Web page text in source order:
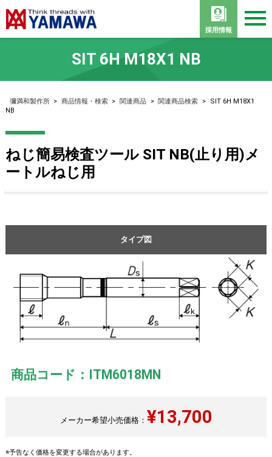
採用情報
SIT 6H M18X1 NB
彌満和製作所 > 商品情報・検索 > 関連商品 > 関連商品検索 >
SIT 6H M18X1
NB
ねじ簡易検査ツール SIT NB(止り用)メ
ートルねじ用
タイプ図
商品コード：ITM6018MN
メーカー希望小売価格： ¥13,700
※予告なく価格を変更する場合があります。